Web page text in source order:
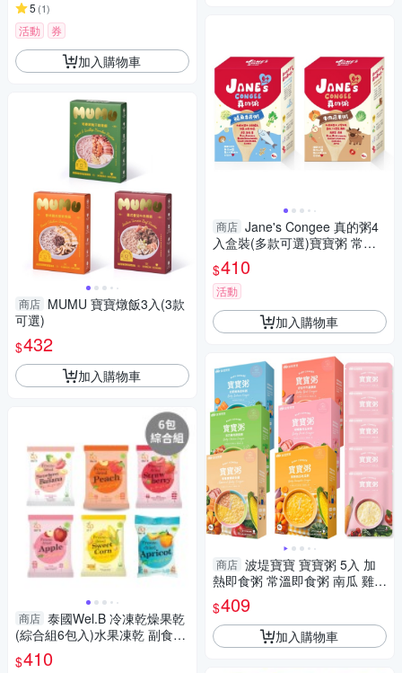
5 (1)
活動 券
加入購物車
商店 MUMU 寶寶燉飯3入(3款
可選)
$432
加入購物車
商店 泰國Wel.B 冷凍乾燥果乾
(綜合組6包入)水果凍乾 副食品
寶寶零食
$410
商店 Jane's Congee 真的粥4
入盒裝(多款可選)寶寶粥 常溫
$410
活動
加入購物車
商店 波堤寶寶 寶寶粥 5入 加
熱即食粥 常溫即食粥 南瓜 雞肉
鮭魚 豬肉 滴雞精 副食品 6728
$409
加入購物車